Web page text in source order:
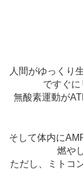
人間がゆっくり
ですぐに
無酸素運動が
そして体内に
燃や
ただし、ミトコ